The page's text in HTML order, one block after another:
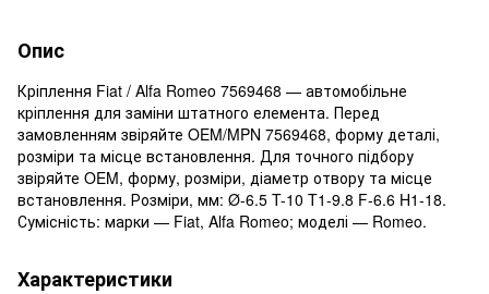
Опис
Кріплення Fiat / Alfa Romeo 7569468 — автомобільне
кріплення для заміни штатного елемента. Перед
замовленням звіряйте OEM/MPN 7569468, форму деталі,
розміри та місце встановлення. Для точного підбору
звіряйте OEM, форму, розміри, діаметр отвору та місце
встановлення. Розміри, мм: Ø-6.5 T-10 T1-9.8 F-6.6 H1-18.
Сумісність: марки — Fiat, Alfa Romeo; моделі — Romeo.
Характеристики